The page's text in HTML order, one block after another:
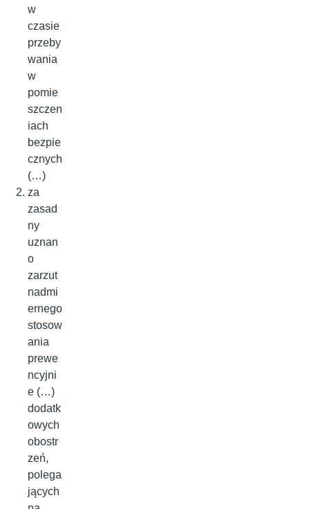
w
czasie
przeby
wania
w
pomie
szczen
iach
bezpie
cznych
(…)
za
zasad
ny
uznan
o
zarzut
nadmi
ernego
stosow
ania
prewe
ncyjni
e (…)
dodatk
owych
obostr
zeń,
polega
jących